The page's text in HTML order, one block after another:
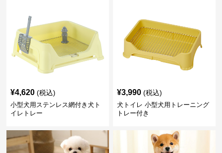
¥4,620 (税込)
小型犬用ステンレス網付き犬ト
イレトレー
¥3,990 (税込)
犬トイレ 小型犬用トレーニング
トレー付き